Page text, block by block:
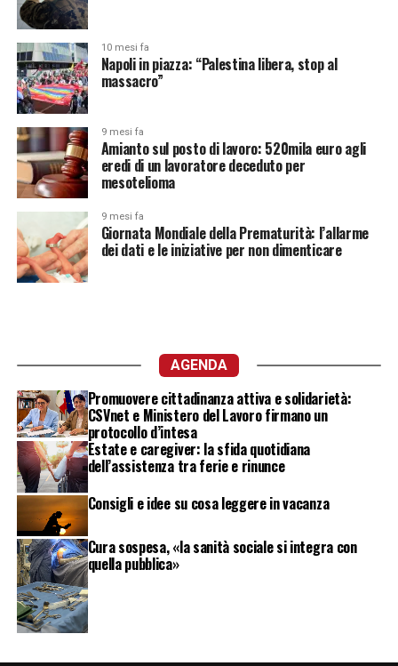
10 mesi fa
Napoli in piazza: “Palestina libera, stop al
massacro”
9 mesi fa
Amianto sul posto di lavoro: 520mila euro agli
eredi di un lavoratore deceduto per
mesotelioma
9 mesi fa
Giornata Mondiale della Prematurità: l’allarme
dei dati e le iniziative per non dimenticare
AGENDA
Promuovere cittadinanza attiva e solidarietà:
CSVnet e Ministero del Lavoro firmano un
protocollo d’intesa
Estate e caregiver: la sfida quotidiana
dell’assistenza tra ferie e rinunce
Consigli e idee su cosa leggere in vacanza
Cura sospesa, «la sanità sociale si integra con
quella pubblica»